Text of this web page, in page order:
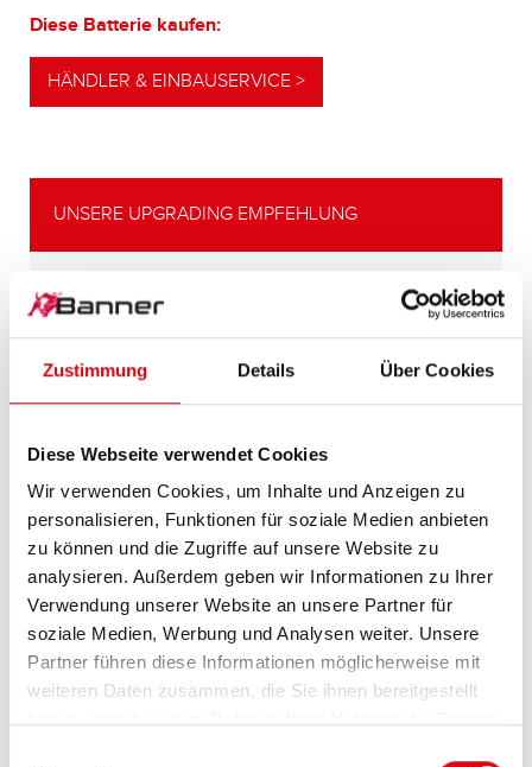
Zustimmung Details Über Cookies
Diese Webseite verwendet Cookies
Wir verwenden Cookies, um Inhalte und Anzeigen zu
personalisieren, Funktionen für soziale Medien anbieten
zu können und die Zugriffe auf unsere Website zu
analysieren. Außerdem geben wir Informationen zu Ihrer
Verwendung unserer Website an unsere Partner für
soziale Medien, Werbung und Analysen weiter. Unsere
Partner führen diese Informationen möglicherweise mit
weiteren Daten zusammen, die Sie ihnen bereitgestellt
Diese Batterie kaufen:
HÄNDLER & EINBAUSERVICE >
LEISTUNGSSTARKE
ALTERNATIVE
Energiebedarf bzw. höheren
PRODUKTDETAILS >
UNSERE UPGRADING EMPFEHLUNG